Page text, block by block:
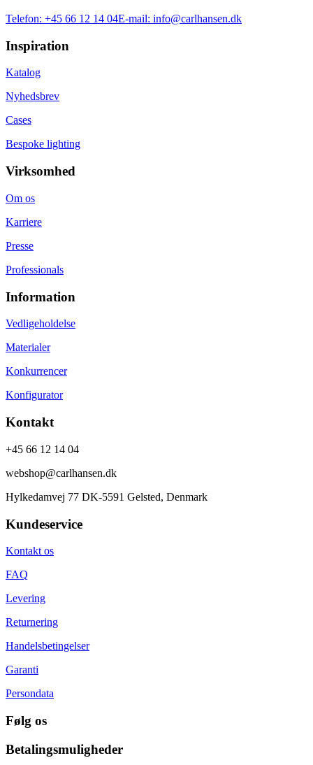
Telefon: +45 66 12 14 04E-mail: info@carlhansen.dk
Inspiration
Katalog
Nyhedsbrev
Cases
Bespoke lighting
Virksomhed
Om os
Karriere
Presse
Professionals
Information
Vedligeholdelse
Materialer
Konkurrencer
Konfigurator
Kontakt
+45 66 12 14 04
webshop@carlhansen.dk
Hylkedamvej 77 DK-5591 Gelsted, Denmark
Kundeservice
Kontakt os
FAQ
Levering
Returnering
Handelsbetingelser
Garanti
Persondata
Følg os
Betalingsmuligheder